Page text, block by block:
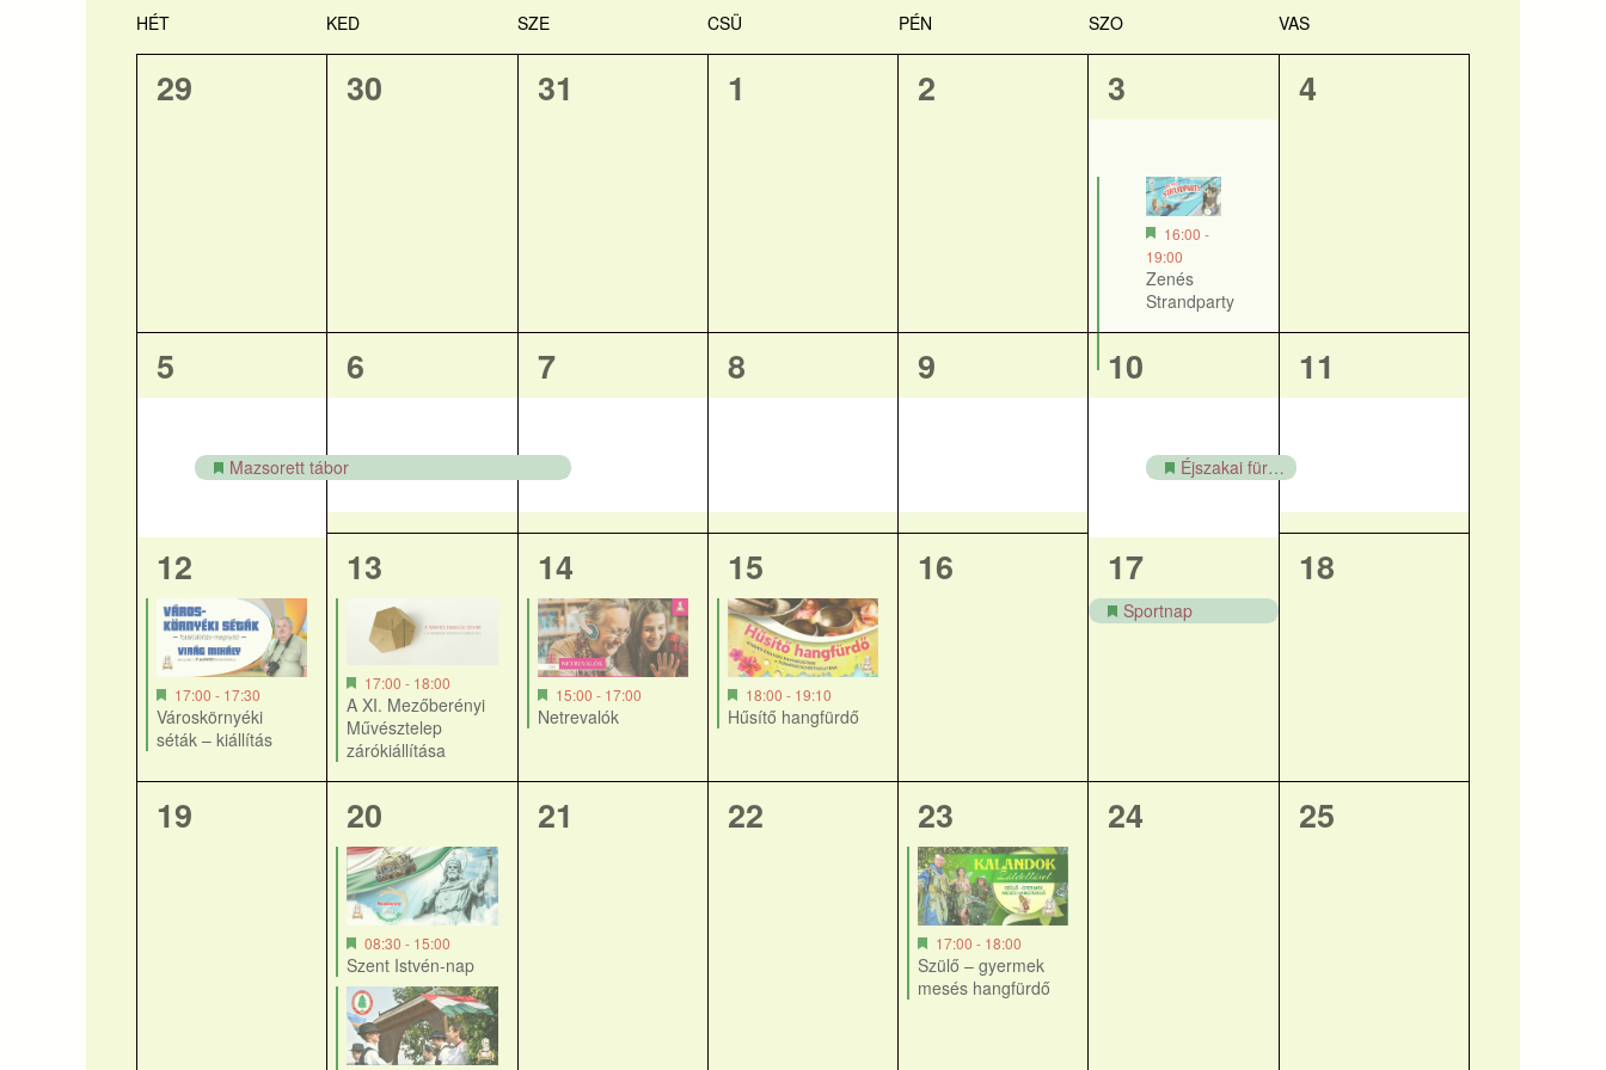
Calendar
of
HÉT KED SZE CSÜ PÉN SZO VAS
0
29
0
30
0
31
0
1
0
2
1
esemény,
3
16:00-
19:00
Zenés
Strandparty
0
4
1
esemény,
5
Mazsorett tábor
1
esemény,
6
1
esemény,
7
1
esemény,
8
1
esemény,
9
1
esemény,
10
Éjszakai fürdőzés – Retro party
1
esemény,
11
1
esemény,
12
17:00 - 17:30
Városkörnyéki
séták – kiállítás
1
esemény,
13
17:00- 18:00
A XI. Mezőberényi
Művésztelep
zárókiállítása
1
esemény,
14
15:00 - 17:00
Netrevalók
1
esemény,
15
18:00 - 19:10
Hűsítő hangfürdő
0
16
1
esemény,
17
Sportnap
0
18
0
19
3
esemény,
20
08:30- 15:00
Szent Istvén-nap
0
21
0
22
1
esemény,
23
17:00- 18:00
Szülő – gyermek
mesés hangfürdő
0
24
0
25